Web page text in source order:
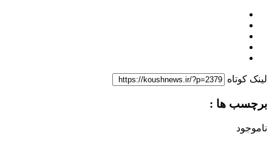
لینک کوتاه
برچسب ها :
ناموجود